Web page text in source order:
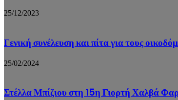
25/12/2023
Γενική συνέλευση και πίτα για τους
25/02/2024
Στέλλα Μπίζιου στη 15η Γιορτή Χαλβά